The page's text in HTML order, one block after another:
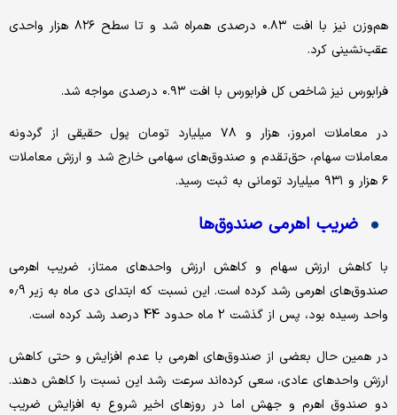
هم‌وزن‌ نیز با افت ۰.۸۳ درصدی همراه شد و تا سطح ۸۲۶ هزار واحدی
عقب‌نشینی کرد.
فرابورس نیز شاخص کل فرابورس با افت ۰.۹۳ درصدی مواجه شد.
در معاملات امروز، هزار و ۷۸ میلیارد تومان پول حقیقی از گردونه
معاملات سهام، حق‌تقدم و صندوق‌های سهامی خارج شد و ارزش معاملات
۶ هزار و ۹۳۱ میلیارد تومانی به ثبت رسید.
ضریب اهرمی صندوق‌ها
با کاهش ارزش سهام و کاهش ارزش واحدهای ممتاز، ضریب اهرمی
صندوق‌های اهرمی رشد کرده است. این نسبت که ابتدای دی ماه به زیر 0.9
واحد رسیده بود، پس از گذشت 2 ماه حدود 44 درصد رشد کرده است.
در همین حال بعضی از صندوق‌های اهرمی با عدم افزایش و حتی کاهش
ارزش واحدهای عادی، سعی کرده‌اند سرعت رشد این نسبت را کاهش دهند.
دو صندوق اهرم و جهش اما در روزهای اخیر شروع به افزایش ضریب